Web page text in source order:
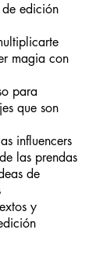
edición
magia con
para
que son
influencers
las prendas
de
y